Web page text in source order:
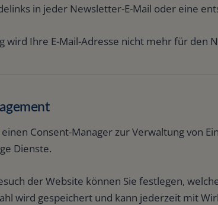
in jeder Newsletter-E-Mail oder eine
wird Ihre E-Mail-Adresse nicht mehr für den
Consent-Manager zur Verwaltung von
Dienste.
der Website können Sie festlegen,
wird gespeichert und kann jederzeit mit